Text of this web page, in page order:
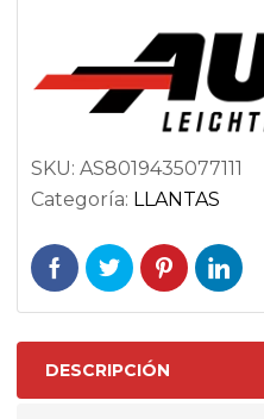
SKU: AS8019435077111
Categoría: LLANTAS
DESCRIPCIÓN